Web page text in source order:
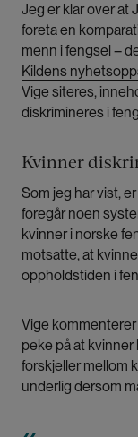
Jeg er klar over at
foreta en
menn i fengsel –
Kildens
Vige siteres,
diskrimineres i
Kvinner
Som jeg har vist,
foregår noen
kvinner i norske
motsatte, at
oppholdstiden i
Vige
peke på at
forskjeller mellom
underlig dersom